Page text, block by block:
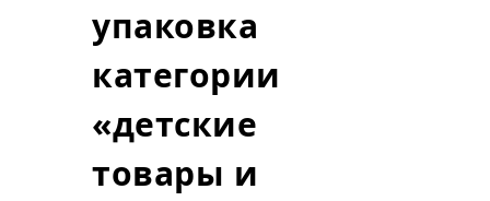
упаковка
категории
«детские
товары и